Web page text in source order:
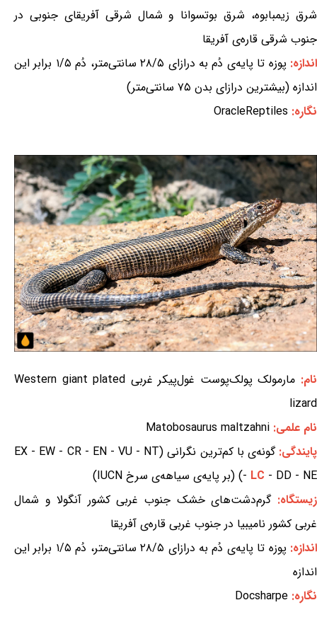
شرق زیمبابوه، شرق بوتسوانا و شمال شرقی آفریقای جنوبی در
جنوب شرقی قاره‌ی آفریقا
اندازه:
پوزه تا پایه‌ی دُم به درازای ۲۸/۵ سانتی‌متر، دُم ۱/۵ برابر این
اندازه (بیشترین درازای بدن ۷۵ سانتی‌متر)
نگاره: OracleReptiles
نام:
مارمولک پولک‌پوست غول‌پیکر غربی Western giant plated
lizard
نام علمی: Matobosaurus maltzahni
پایندگی:
گونه‌ی با کم‌ترین نگرانی (EX - EW - CR - EN - VU - NT
- LC - DD - NE) (بر پایه‌ی سیاهه‌ی سرخ IUCN)
زیستگاه:گرم‌دشت‌های خشک جنوب غربی کشور آنگولا و شمال
غربی کشور نامیبیا در جنوب غربی قاره‌ی آفریقا
اندازه:
پوزه تا پایه‌ی دُم به درازای ۲۸/۵ سانتی‌متر، دُم ۱/۵ برابر این
اندازه
نگاره: Docsharpe